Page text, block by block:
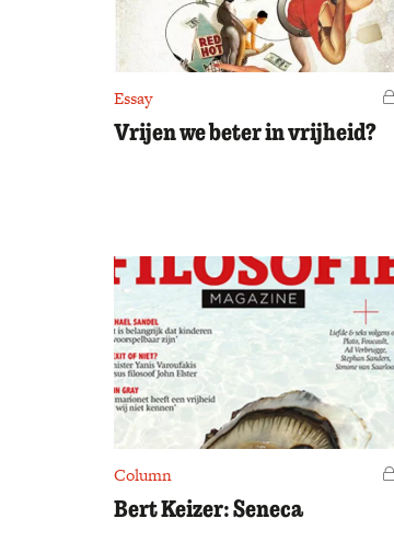
Essay
Vrijen we beter in vrijheid?
Column
Bert Keizer: Seneca